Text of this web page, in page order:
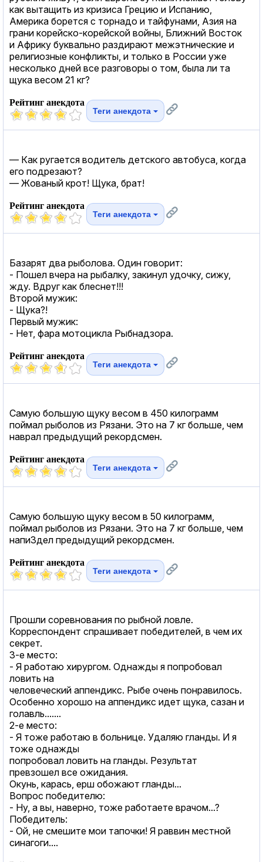
как вытащить из кризиса Грецию и Испанию,
Америка борется с торнадо и тайфунами, Азия на
грани корейско-корейской войны, Ближний Восток
и Африку буквально раздирают межэтнические и
религиозные конфликты, и только в России уже
несколько дней все разговоры о том, была ли та
щука весом 21 кг?
Рейтинг анекдота
Теги анекдота
— Как ругается водитель детского автобуса, когда
его подрезают?
— Жованый крот! Щука, брат!
Рейтинг анекдота
Теги анекдота
Базарят два рыболова. Один говорит:
- Пошел вчера на рыбалку, закинул удочку, сижу,
жду. Вдруг как блеснет!!!
Второй мужик:
- Щука?!
Первый мужик:
- Нет, фара мотоцикла Рыбнадзора.
Рейтинг анекдота
Теги анекдота
Самую большую щуку весом в 450 килограмм
поймал рыболов из Рязани. Это на 7 кг больше, чем
наврал предыдущий рекордсмен.
Рейтинг анекдота
Теги анекдота
Самую большую щуку весом в 50 килограмм,
поймал рыболов из Рязани. Это на 7 кг больше, чем
напи3дел предыдущий рекордсмен.
Рейтинг анекдота
Теги анекдота
Прошли соревнования по рыбной ловле.
Корреспондент спрашивает победителей, в чем их
секрет.
3-е место:
- Я работаю хирургом. Однажды я попробовал
ловить на
человеческий аппендикс. Рыбе очень понравилось.
Особенно хорошо на аппендикс идет щука, сазан и
голавль.......
2-е место:
- Я тоже работаю в больнице. Удаляю гланды. И я
тоже однажды
попробовал ловить на гланды. Результат
превзошел все ожидания.
Окунь, карась, ерш обожают гланды...
Вопрос победителю:
- Ну, а вы, наверно, тоже работаете врачом...?
Победитель:
- Ой, не смешите мои тапочки! Я раввин местной
синагоги....